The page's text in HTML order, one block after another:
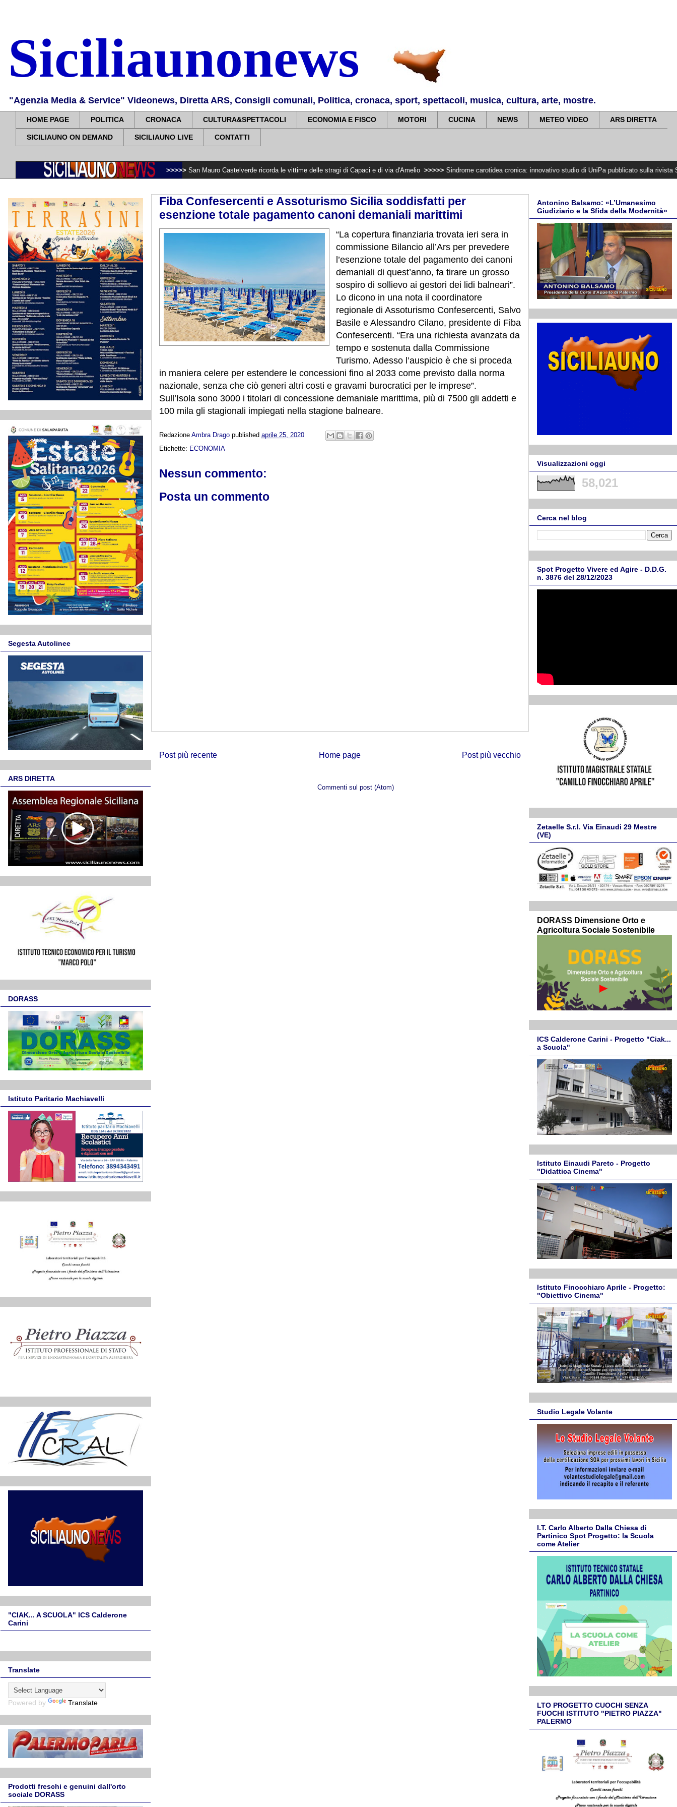
Siciliaunonews
"Agenzia Media & Service" Videonews, Diretta ARS, Consigli comunali, Politica, cronaca, sport, spettacoli, musica, cultura, arte, mostre.
HOME PAGE POLITICA CRONACA CULTURA&SPETTACOLI ECONOMIA E FISCO MOTORI CUCINA NEWS METEO VIDEO ARS DIRETTA
SICILIAUNO ON DEMAND SICILIAUNO LIVE CONTATTI
>>>>> San Mauro Castelverde ricorda le vittime delle stragi di Capaci e di via d'Amelio >>>>> Sindrome carotidea cronica: innovativo studio di UniPa pubblicato sulla rivista Stroke >>>>>
Fiba Confesercenti e Assoturismo Sicilia soddisfatti per
esenzione totale pagamento canoni demaniali marittimi
“La copertura finanziaria trovata ieri sera in
commissione Bilancio all’Ars per prevedere
l’esenzione totale del pagamento dei canoni
demaniali di quest’anno, fa tirare un grosso
sospiro di sollievo ai gestori dei lidi balneari”.
Lo dicono in una nota il coordinatore
regionale di Assoturismo Confesercenti, Salvo
Basile e Alessandro Cilano, presidente di Fiba
Confesercenti. “Era una richiesta avanzata da
tempo e sostenuta dalla Commissione
Turismo. Adesso l’auspicio è che si proceda
in maniera celere per estendere le concessioni fino al 2033 come previsto dalla norma
nazionale, senza che ciò generi altri costi e gravami burocratici per le imprese”.
Sull’Isola sono 3000 i titolari di concessione demaniale marittima, più di 7500 gli addetti e
100 mila gli stagionali impiegati nella stagione balneare.
Redazione Ambra Drago published aprile 25, 2020
Etichette: ECONOMIA
Nessun commento:
Posta un commento
Post più recente Post più vecchio
Home page
Commenti sul post (Atom)
Segesta Autolinee
ARS DIRETTA
DORASS
Istituto Paritario Machiavelli
"CIAK... A SCUOLA" ICS Calderone
Carini
Translate
Powered by Translate
Prodotti freschi e genuini dall'orto
sociale DORASS
Antonino Balsamo: «L’Umanesimo
Giudiziario e la Sfida della Modernità»
Visualizzazioni oggi
58,021
Cerca nel blog
Spot Progetto Vivere ed Agire - D.D.G.
n. 3876 del 28/12/2023
Zetaelle S.r.l. Via Einaudi 29 Mestre
(VE)
DORASS Dimensione Orto e
Agricoltura Sociale Sostenibile
ICS Calderone Carini - Progetto "Ciak...
a Scuola"
Istituto Einaudi Pareto - Progetto
"Didattica Cinema"
Istituto Finocchiaro Aprile - Progetto:
"Obiettivo Cinema"
Studio Legale Volante
I.T. Carlo Alberto Dalla Chiesa di
Partinico Spot Progetto: la Scuola
come Atelier
LTO PROGETTO CUOCHI SENZA
FUOCHI ISTITUTO "PIETRO PIAZZA"
PALERMO